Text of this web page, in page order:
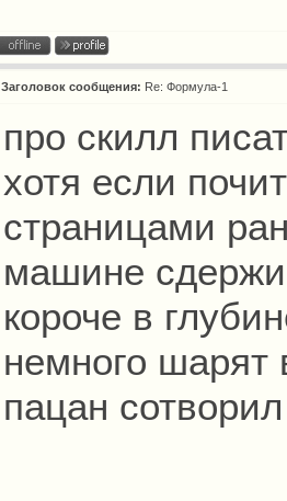
Заголовок сообщения: Re: Формула-1
про скилл
хотя если
страницами
машине
короче в
немного шарят
пацан